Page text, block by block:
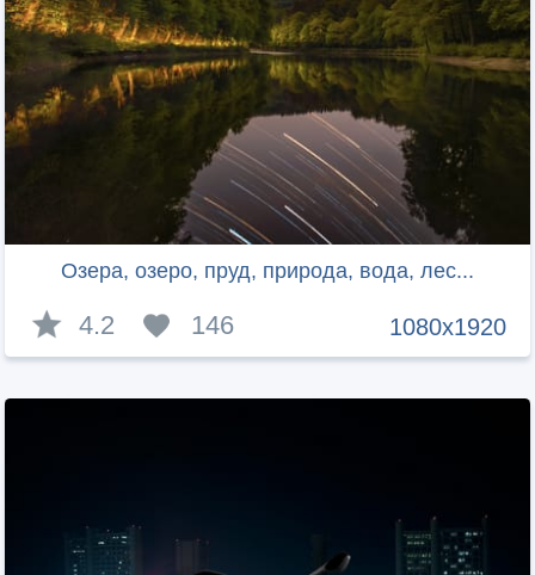
Озера, озеро, пруд, природа, вода, лес...
1080x1920
4.2 146